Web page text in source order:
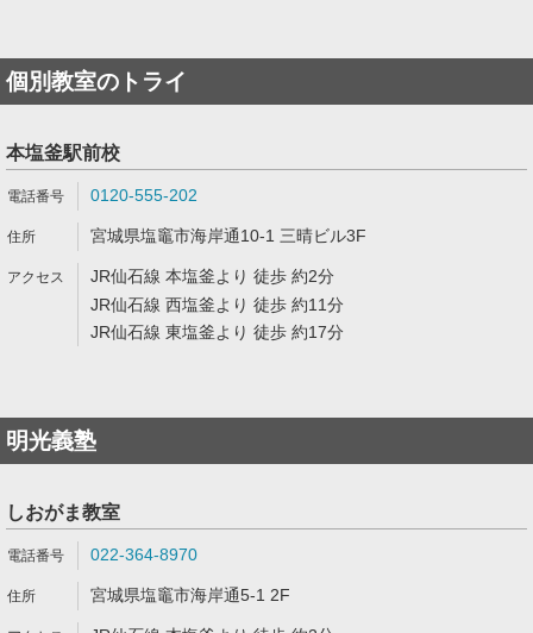
個別教室のトライ
本塩釜駅前校
0120-555-202
宮城県塩竈市海岸通10-1 三晴ビル3F
JR仙石線 本塩釜より 徒歩 約2分
JR仙石線 西塩釜より 徒歩 約11分
JR仙石線 東塩釜より 徒歩 約17分
明光義塾
しおがま教室
022-364-8970
宮城県塩竈市海岸通5-1 2F